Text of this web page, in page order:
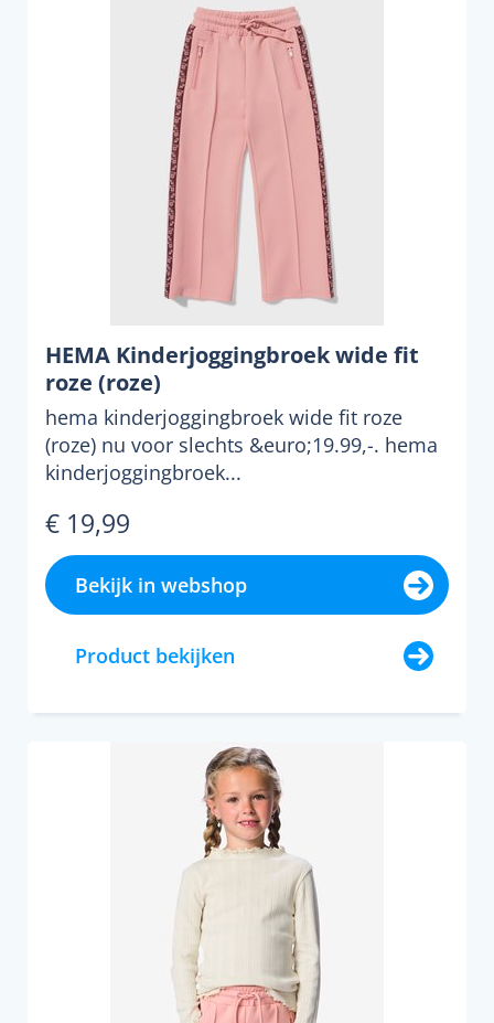
HEMA Kinderjoggingbroek wide fit
roze (roze)
hema kinderjoggingbroek wide fit roze
(roze) nu voor slechts &euro;19.99,-. hema
kinderjoggingbroek...
€ 19,99
Bekijk in webshop
Product bekijken